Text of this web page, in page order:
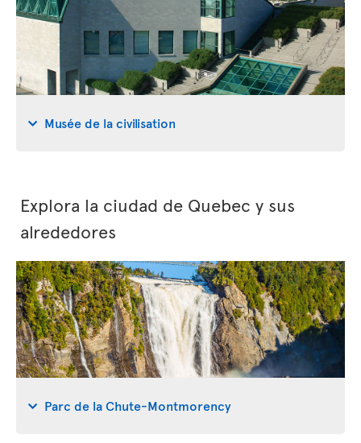
Musée de la civilisation
Explora la ciudad de Quebec y sus
alrededores
Parc de la Chute-Montmorency